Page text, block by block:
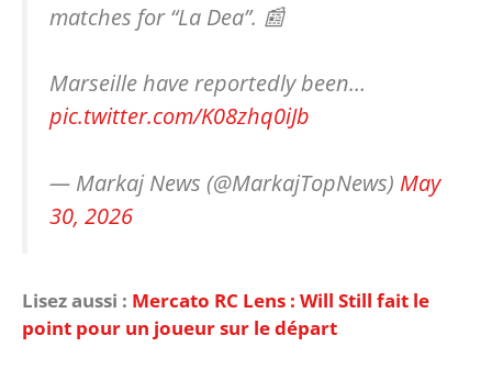
matches for “La Dea”. 📰
Marseille have reportedly been…
pic.twitter.com/K08zhq0iJb
— Markaj News (@MarkajTopNews) May
30, 2026
Lisez aussi : Mercato RC Lens : Will Still fait le
point pour un joueur sur le départ